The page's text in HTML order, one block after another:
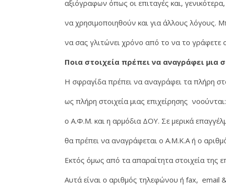
αξιόγραφων όπως οι επιταγές και,
να χρησιμοποιηθούν και για άλλους λόγους.
να σας γλιτώνει χρόνο από το να το γράφετε
Ποια στοιχεία πρέπει να αναγράφει μια
Η σφραγίδα πρέπει να αναγράφει τα πλήρη
ως πλήρη στοιχεία μιας επιχείρησης
ο Α.Φ.Μ. και η αρμόδια ΔΟΥ. Σε μερικά
θα πρέπει να αναγράφεται ο Α.Μ.Κ.Α ή ο
Εκτός όμως από τα απαραίτητα στοιχεία της
Αυτά είναι ο αριθμός τηλεφώνου ή fax, email